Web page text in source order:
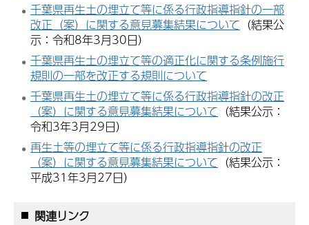
千葉県再生土の埋立て等に係る行政指導指針の一部
改正（案）に関する意見募集結果について （結果公
示：令和8年3月30日）
千葉県再生土の埋立て等の適正化に関する条例施行
規則の一部を改正する規則について
千葉県再生土の埋立て等に係る行政指導指針の改正
（案）に関する意見募集結果について （結果公示：
令和3年3月29日）
再生土等の埋立て等に係る行政指導指針の改正
（案）に関する意見募集結果について （結果公示：
平成31年3月27日）
関連リンク